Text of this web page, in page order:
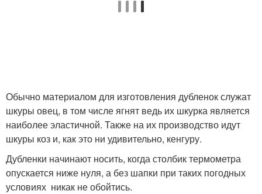
Шапки к серому пальто Убор к зимнему пальто
Обычно материалом для изготовления дубленок служат
шкуры овец, в том числе ягнят ведь их шкурка является
наиболее эластичной. Также на их производство идут
шкуры коз и, как это ни удивительно, кенгуру.
Дубленки начинают носить, когда столбик термометра
опускается ниже нуля, а без шапки при таких погодных
условиях никак не обойтись.